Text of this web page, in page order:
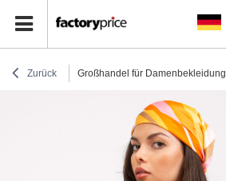
Zurück Großhandel für Damenbekleidung